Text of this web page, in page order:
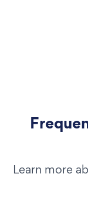
Learn more